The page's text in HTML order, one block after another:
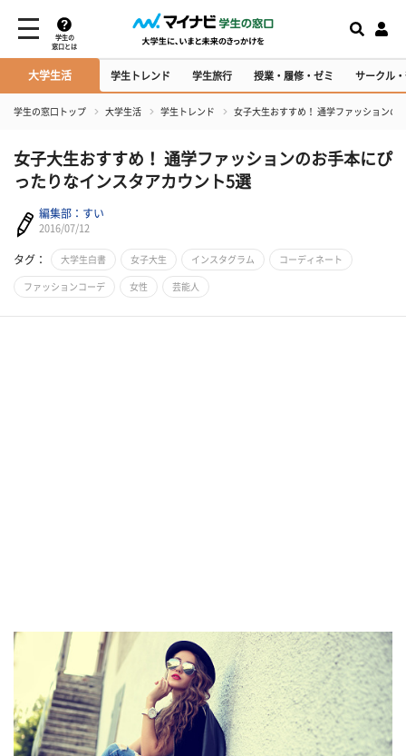
学生の
窓口とは
大学生活 学生トレンド 学生旅行 授業・履修・ゼミ サークル
学生の窓口トップ 大学生活 学生トレンド 女子大生おすすめ！ 通学ファッションの
女子大生おすすめ！ 通学ファッションのお手本にぴ
ったりなインスタアカウント5選
編集部：すい
2016/07/12
タグ： 大学生白書 女子大生 インスタグラム コーディネート
ファッションコーデ 女性 芸能人